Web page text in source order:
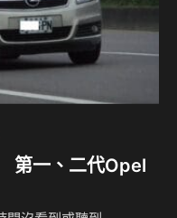
第一、二代Opel